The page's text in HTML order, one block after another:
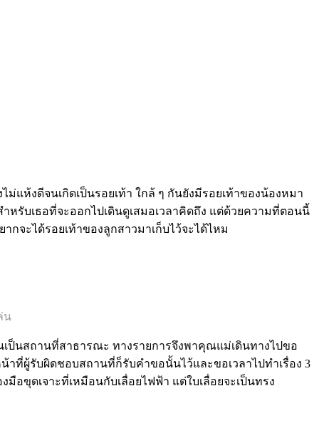
ห้งดีจนเกิดเป็นรอยเท้า ใกล้ ๆ กันยังมีรอยเท้าของน้องหมา
หรับเธอที่จะออกไปเดินดูเสมอเวลาคิดถึง แต่ด้วยความที่ตอนนี้
จะได้รอยเท้าของลูกสาวมาเก็บไว้จะได้ไหม
น
เป็นสถานที่สาธารณะ ทางรายการจึงพาคุณแม่เดินทางไปขอ
าที่ผู้รับผิดชอบสถานที่ก็รับคำขอนั้นไว้และขอเวลาไปทำเรื่อง 3
อขุดเจาะที่เหมือนกับเลื่อยไฟฟ้า แต่ใบเลื่อยจะเป็นทรง